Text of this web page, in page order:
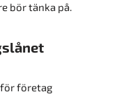
bör tänka på.
företag